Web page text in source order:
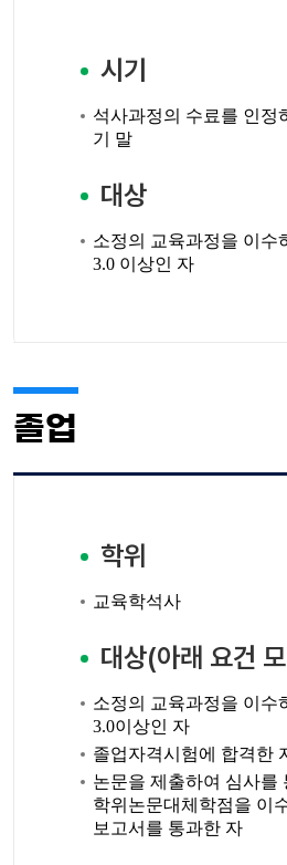
시기
석사과정의 수료를 인정
기 말
대상
소정의 교육과정을 이수
3.0 이상인 자
졸업
학위
교육학석사
대상(아래 요건
소정의 교육과정을 이수
3.0이상인 자
졸업자격시험에 합격한
논문을 제출하여 심사를
학위논문대체학점을 이
보고서를 통과한 자